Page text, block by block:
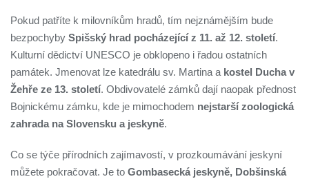
Pokud patříte k milovníkům hradů, tím nejznámějším bude
bezpochyby Spišský hrad pocházející z 11. až 12. století.
Kulturní dědictví UNESCO je obklopeno i řadou ostatních
památek. Jmenovat lze katedrálu sv. Martina a kostel Ducha v
Žehře ze 13. století. Obdivovatelé zámků dají naopak přednost
Bojnickému zámku, kde je mimochodem nejstarší zoologická
zahrada na Slovensku a jeskyně.
Co se týče přírodních zajímavostí, v prozkoumávání jeskyní
můžete pokračovat. Je to Gombasecká jeskyně, Dobšinská